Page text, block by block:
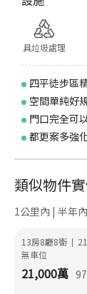
具垃圾處理
四平徒步區
空間單純好
門口完全可
都更案多強
類似物件
1公里內 | 半年
13房8廳8衛 |
無車位
21,000萬